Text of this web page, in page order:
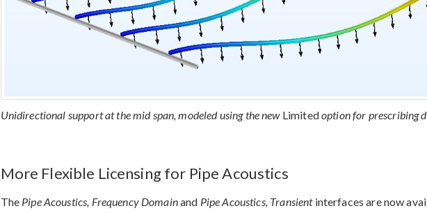
Unidirectional support at the mid span, modeled using the newLimitedoption for prescribing
More Flexible Licensing for Pipe Acoustics
The Pipe Acoustics, Frequency Domainand Pipe Acoustics, Transientinterfaces are now